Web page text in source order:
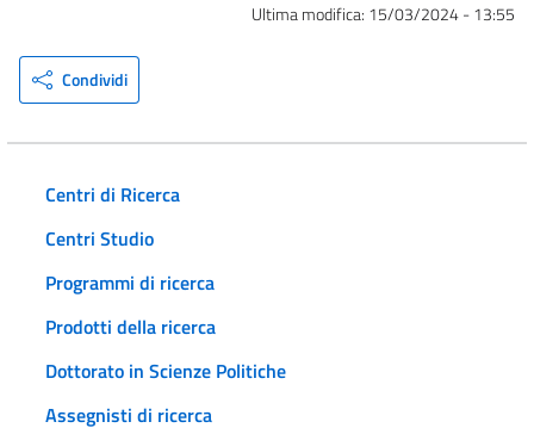
Ultima modifica: 15/03/2024 - 13:55
Condividi
Centri di Ricerca
Centri Studio
Programmi di ricerca
Prodotti della ricerca
Dottorato in Scienze Politiche
Assegnisti di ricerca